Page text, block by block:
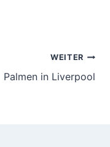
WEITER
Palmen in Liverpool